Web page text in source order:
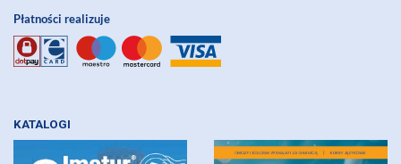
Płatności realizuje
KATALOGI